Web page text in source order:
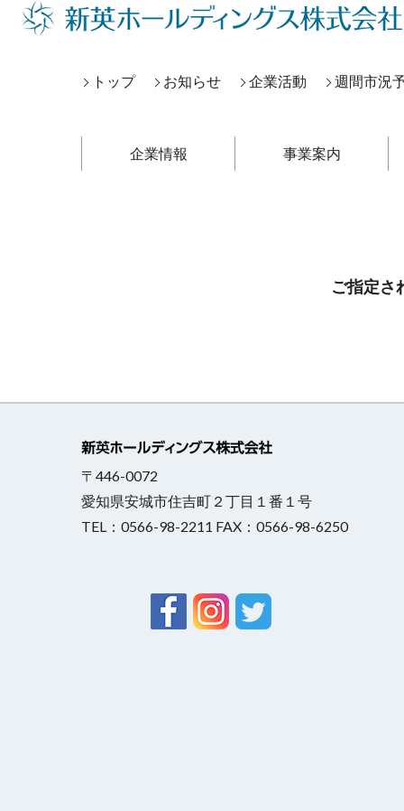
トップ お知らせ 企業活動 週間市況
企業情報 事業案内
ご指定さ
〒446-0072
愛知県安城市住吉町２丁目１番１号
TEL：0566-98-2211 FAX：0566-98-6250